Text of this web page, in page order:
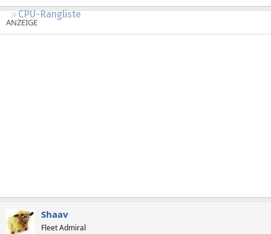
CPU-Rangliste
Shaav
Fleet Admiral